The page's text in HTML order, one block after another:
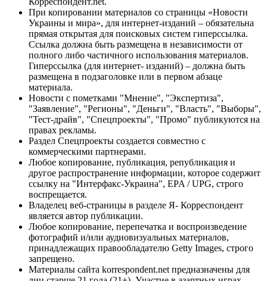
При копировании материалов со страницы «Новости
Украины и мира», для интернет-изданий – обязательна
прямая открытая для поисковых систем гиперссылка.
Ссылка должна быть размещена в независимости от
полного либо частичного использования материалов.
Гиперссылка (для интернет- изданий) – должна быть
размещена в подзаголовке или в первом абзаце
материала.
Новости с пометками "Мнение", "Экспертиза",
"Заявление", "Регионы", "Деньги", "Власть", "Выборы",
"Тест-драйв", "Спецпроекты", "Промо" публикуются на
правах рекламы.
Раздел Спецпроекты создается совместно с
коммерческими партнерами.
Любое копирование, публикация, републикация и
другое распространение информации, которое содержит
ссылку на "Интерфакс-Украина", EPA / UPG, строго
воспрещается.
Владелец веб-страницы в разделе Я- Корреспондент
является автор публикации.
Любое копирование, перепечатка и воспроизведение
фотографий и/или аудиовизуальных материалов,
принадлежащих правообладателю Getty Images, строго
запрещено.
Материалы сайта korrespondent.net предназначены для